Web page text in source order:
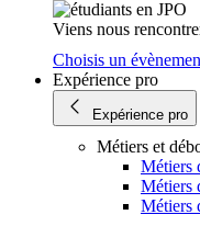
Viens nous
Choisis un
Expérience pro
Expérience pro
Métiers et
Métiers
Métiers
Métiers